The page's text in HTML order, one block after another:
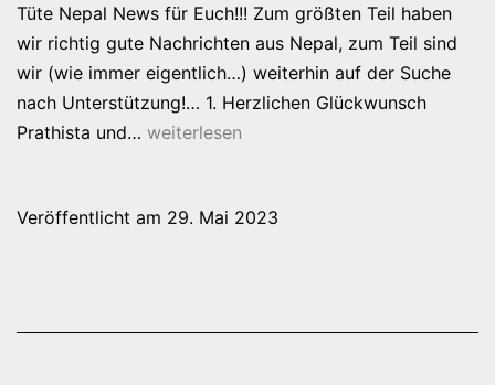
Tüte Nepal News für Euch!!! Zum größten Teil haben
wir richtig gute Nachrichten aus Nepal, zum Teil sind
wir (wie immer eigentlich…) weiterhin auf der Suche
nach Unterstützung!… 1. Herzlichen Glückwunsch
Prathista und… 29.
weiterlesen
Veröffentlicht am 29. Mai 2023